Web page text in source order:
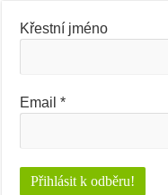
Křestní jméno
Email*